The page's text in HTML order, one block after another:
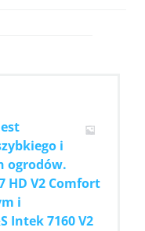
i
ogrodów.
HD V2 Comfort
i
Intek 7160 V2